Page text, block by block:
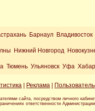
Барнаул
Нижний Новгород
Тюмень Ульяновск Уфа
Реклама
сайта, посредством личного
ответственности